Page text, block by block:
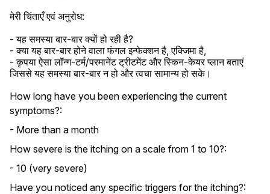
मेरी चिंताएँ एवं अनुरोध:
- यह समस्या बार-बार क्यों हो रही है?
- क्या यह बार-बार होने वाला फंगल इन्फेक्शन है, एक्जिमा है,
- कृपया ऐसा लॉन्ग-टर्म/परमानेंट ट्रीटमेंट और स्किन-केयर प्लान बताएं
जिससे यह समस्या बार-बार न हो और त्वचा सामान्य हो सके।
How long have you been experiencing the current
symptoms?:
- More than a month
How severe is the itching on a scale from 1 to 10?:
- 10 (very severe)
Have you noticed any specific triggers for the itching?: